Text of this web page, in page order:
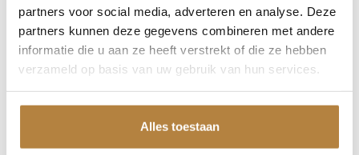
partners voor social media, adverteren en analyse. Deze
partners kunnen deze gegevens combineren met andere
informatie die u aan ze heeft verstrekt of die ze hebben
verzameld op basis van uw gebruik van hun services.
Alles toestaan
e-
mailadres:
Maakt u zich geen zorgen, wij houden net zo min van spam als